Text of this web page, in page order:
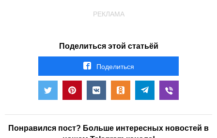
РЕКЛАМА
Поделиться этой статьёй
Поделиться
Понравился пост? Больше интересных новостей в